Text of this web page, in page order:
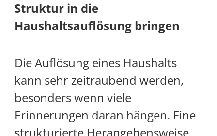
Struktur in die
Haushaltsauflösung bringen
Die Auflösung eines Haushalts
kann sehr zeitraubend werden,
besonders wenn viele
Erinnerungen daran hängen. Eine
strukturierte Herangehensweise